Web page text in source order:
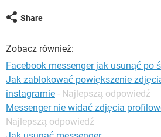
Share
Zobacz również:
Facebook messenger jak usunąć po
Jak zablokować powiększenie
instagramie - Najlepszą odpowiedź
Messenger nie widać zdjęcia
Najlepszą odpowiedź